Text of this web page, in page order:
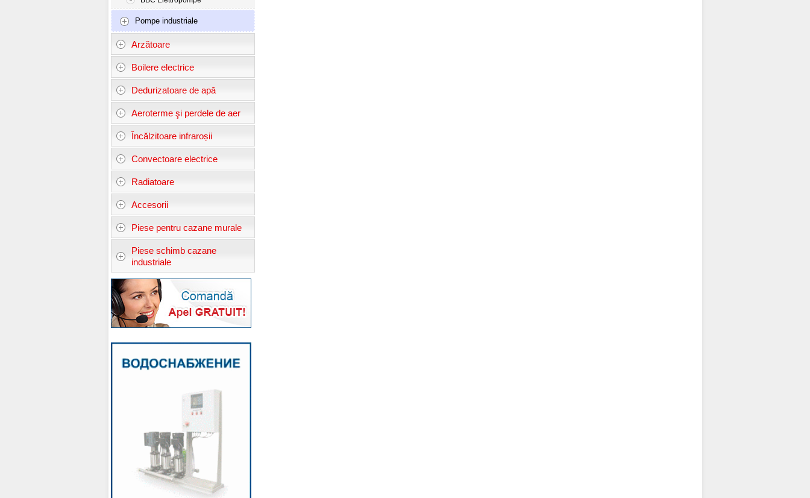
Pompe industriale
Arzătoare
Boilere electrice
Dedurizatoare de apă
Aeroterme şi perdele de aer
Încălzitoare infraroșii
Convectoare electrice
Radiatoare
Accesorii
Piese pentru cazane murale
Piese schimb cazane
industriale